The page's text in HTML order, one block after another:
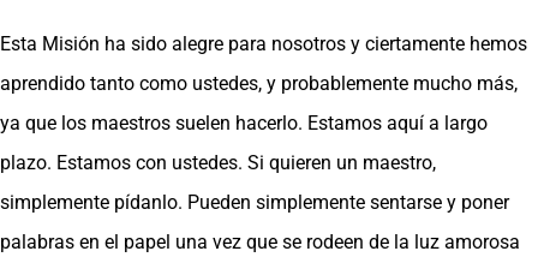
Esta Misión ha sido alegre para nosotros y ciertamente hemos
aprendido tanto como ustedes, y probablemente mucho más,
ya que los maestros suelen hacerlo. Estamos aquí a largo
plazo. Estamos con ustedes. Si quieren un maestro,
simplemente pídanlo. Pueden simplemente sentarse y poner
palabras en el papel una vez que se rodeen de la luz amorosa